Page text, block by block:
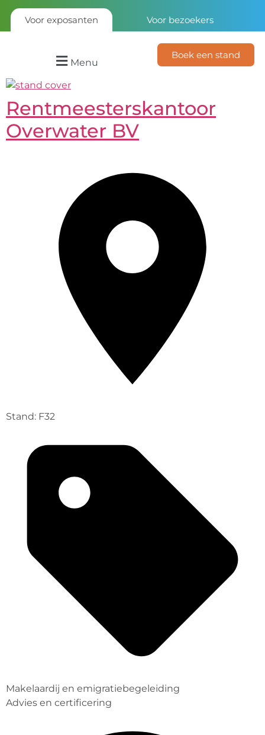
Voor exposanten Voor bezoekers
Menu
Boek een stand
Rentmeesterskantoor
Overwater BV
Stand: F32
Makelaardij en emigratiebegeleiding
Advies en certificering